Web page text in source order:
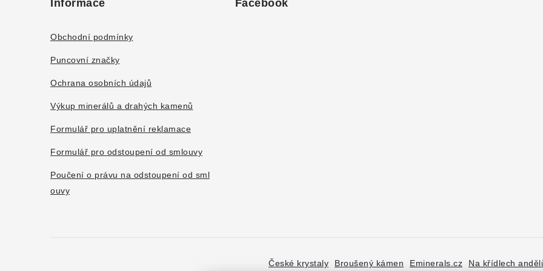
Informace
Obchodní podmínky
Puncovní značky
Ochrana osobních údajů
Výkup minerálů a drahých kamenů
Formulář pro uplatnění reklamace
Formulář pro odstoupení od smlouvy
Poučení o právu na odstoupení od sml
ouvy
Facebook
České krystaly Broušený kámen Eminerals.cz Na křídlech